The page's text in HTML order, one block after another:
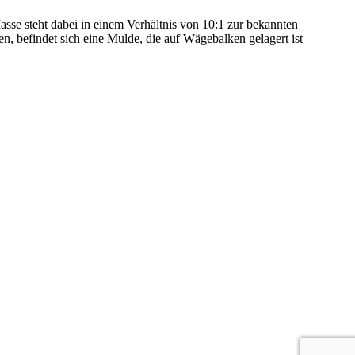
steht dabei in einem Verhältnis von 10:1 zur bekannten
befindet sich eine Mulde, die auf Wägebalken gelagert ist